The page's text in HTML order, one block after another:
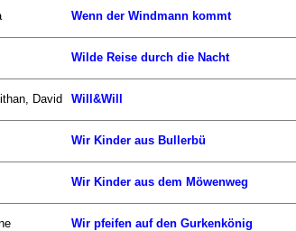
Wenn der Windmann kommt
Wilde Reise durch die Nacht
David Will&Will
Wir Kinder aus Bullerbü
Wir Kinder aus dem Möwenweg
Wir pfeifen auf den Gurkenkönig